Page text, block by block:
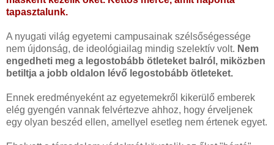
tapasztalunk.
A nyugati világ egyetemi campusainak szélsőségessége
nem újdonság, de ideológiailag mindig szelektív volt. Nem
engedheti meg a legostobább ötleteket balról, miközben
betiltja a jobb oldalon lévő legostobább ötleteket.
Ennek eredményeként az egyetemekről kikerülő emberek
elég gyengén vannak felvértezve ahhoz, hogy érveljenek
egy olyan beszéd ellen, amellyel esetleg nem értenek egyet.